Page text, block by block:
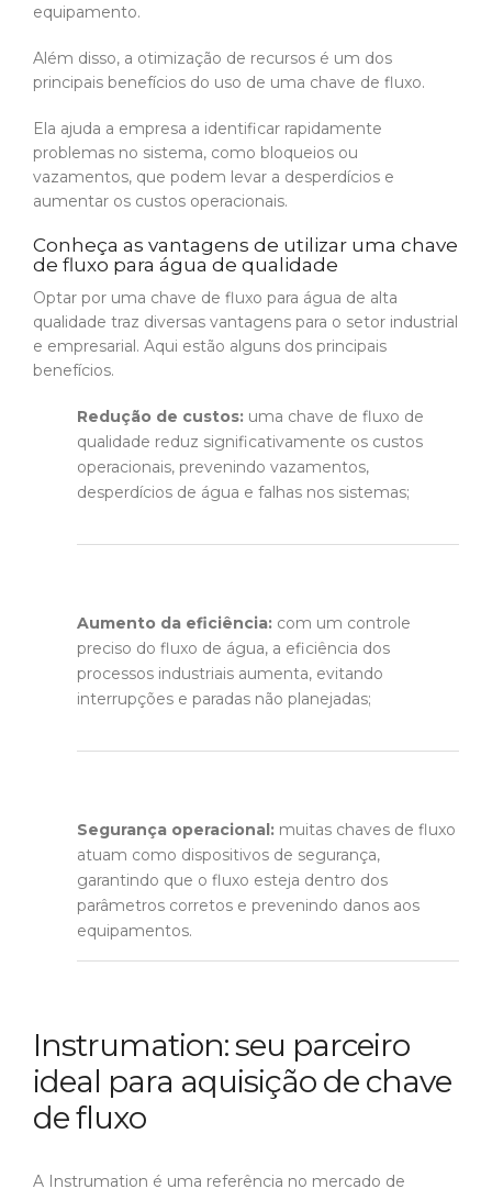
equipamento.
Além disso, a otimização de recursos é um dos
principais benefícios do uso de uma chave de fluxo.
Ela ajuda a empresa a identificar rapidamente
problemas no sistema, como bloqueios ou
vazamentos, que podem levar a desperdícios e
aumentar os custos operacionais.
Conheça as vantagens de utilizar uma chave
de fluxo para água de qualidade
Optar por uma chave de fluxo para água de alta
qualidade traz diversas vantagens para o setor industrial
e empresarial. Aqui estão alguns dos principais
benefícios.
Redução de custos: uma chave de fluxo de
qualidade reduz significativamente os custos
operacionais, prevenindo vazamentos,
desperdícios de água e falhas nos sistemas;
Aumento da eficiência: com um controle
preciso do fluxo de água, a eficiência dos
processos industriais aumenta, evitando
interrupções e paradas não planejadas;
Segurança operacional: muitas chaves de fluxo
atuam como dispositivos de segurança,
garantindo que o fluxo esteja dentro dos
parâmetros corretos e prevenindo danos aos
equipamentos.
Instrumation: seu parceiro
ideal para aquisição de chave
de fluxo
A Instrumation é uma referência no mercado de